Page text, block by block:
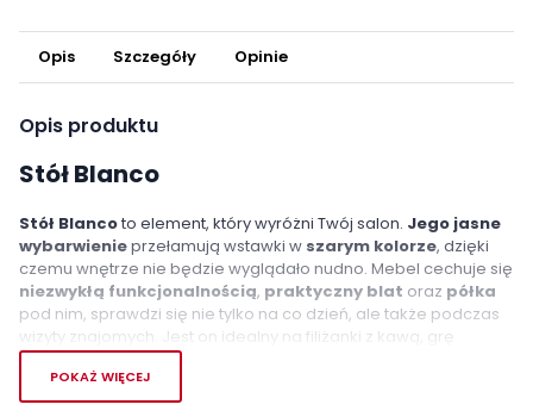
Opis Szczegóły Opinie
Opis produktu
Stół Blanco
Stół Blancoto element, który wyróżni Twój salon. Jego jasne
wybarwienieprzełamują wstawki w szarym kolorze, dzięki
czemu wnętrze nie będzie wyglądało nudno. Mebel cechuje się
niezwykłą funkcjonalnością, praktyczny blat oraz półka
pod nim, sprawdzi się nie tylko na co dzień, ale także podczas
wizyty znajomych. Jest on idealny na filiżanki z kawą, grę
planszową, czy też piloty. To doskonałe uzupełnienie mebli
Blanco. Stół został wykonany z odpornych na wilgoć oraz
zarysowania materiałów, dzięki czemu możesz korzystać z
POKAŻ WIĘCEJ